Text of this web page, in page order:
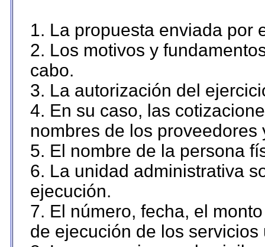
1. La propuesta enviada por
2. Los motivos y
cabo.
3. La autorización del
4. En su caso, las
nombres de los proveedores
5. El nombre de la persona
6. La unidad administrativa
ejecución.
7. El número, fecha, el
de ejecución de los servicios